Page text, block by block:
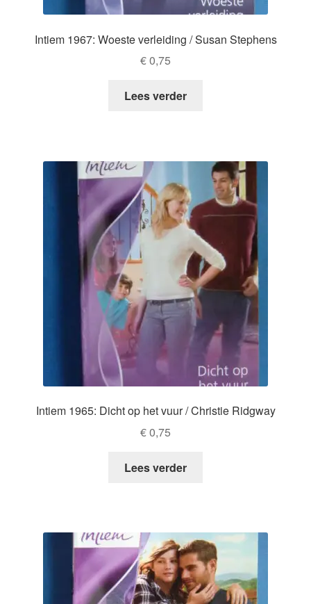
Intiem 1967: Woeste verleiding / Susan Stephens
€0,75
Lees verder
Intiem 1965: Dicht op het vuur / Christie Ridgway
€0,75
Lees verder